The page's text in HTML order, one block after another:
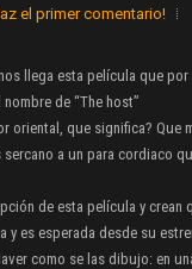
el primer comentario!
llega esta película que
de “The host”
oriental, que significa? Que
a un para cordiaco
de esta película y crean
y es esperada desde su
como se las dibujo: en